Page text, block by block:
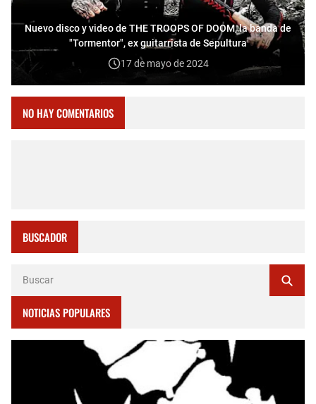
Nuevo disco y video de THE TROOPS OF DOOM, la banda de
"Tormentor", ex guitarrista de Sepultura
17 de mayo de 2024
NO HAY COMENTARIOS
BUSCADOR
NOTICIAS POPULARES